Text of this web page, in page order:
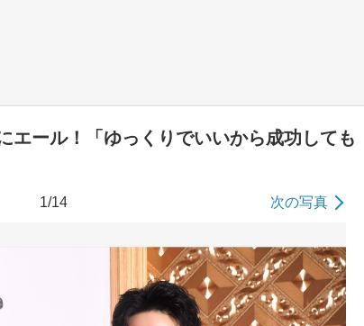
エール！「ゆっくりでいいから成功しても
1/14 次の写真